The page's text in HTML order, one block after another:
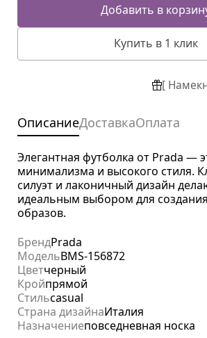
Добавить в
Купить в 1 клик
[
ОписаниеДоставкаОплата
Элегантная футболка от Prada —
минимализма и высокого стиля.
силуэт и лаконичный дизайн
идеальным выбором для
образов.
БрендPrada
МодельBMS-156872
Цветчерный
Кройпрямой
Стильcasual
Страна дизайнаИталия
Назначениеповседневная носка